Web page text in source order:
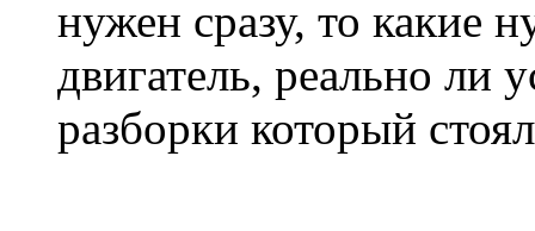
нужен сразу, то какие
двигатель, реально ли
разборки который